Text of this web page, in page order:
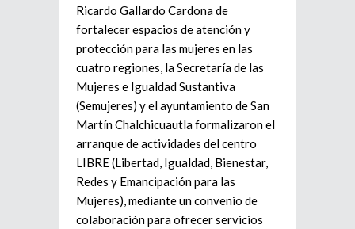
Ricardo Gallardo Cardona de
fortalecer espacios de atención y
protección para las mujeres en las
cuatro regiones, la Secretaría de las
Mujeres e Igualdad Sustantiva
(Semujeres) y el ayuntamiento de San
Martín Chalchicuautla formalizaron el
arranque de actividades del centro
LIBRE (Libertad, Igualdad, Bienestar,
Redes y Emancipación para las
Mujeres), mediante un convenio de
colaboración para ofrecer servicios